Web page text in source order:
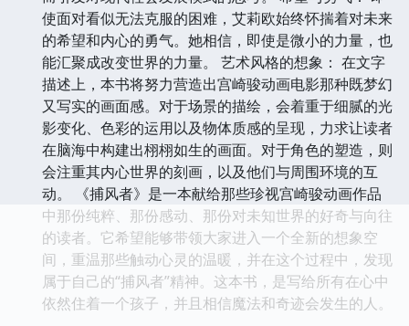
使面对看似无法克服的困难，艾莉欧始终怀揣着对未来
的希望和内心的勇气。她相信，即使是微小的力量，也
能汇聚成改变世界的力量。 艺术风格的想象： 在文字
描述上，本书将努力营造出宫崎骏动画电影那种既梦幻
又写实的画面感。对于场景的描绘，会着重于细腻的光
影变化、色彩的运用以及物体质感的呈现，力求让读者
在脑海中构建出栩栩如生的画面。对于角色的塑造，则
会注重其内心世界的刻画，以及他们与周围环境的互
动。 《捕风者》是一本献给那些珍视宫崎骏动画作品
中那份纯粹、那份感动、那份对未知世界的好奇与向往
的读者。它希望能够带领大家进入一个全新的想象空
间，重温那些触动心灵的温暖，并在这个过程中，发现
属于自己的“捕风者”精神。这本书，是写给所有在心中
依然住着一个孩子，并且相信魔法和奇迹会发生的人。